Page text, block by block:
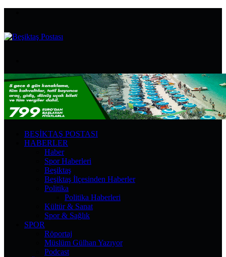
...
BEŞIKTAŞ POSTASI
HABERLER
Haber
Spor Haberleri
Beşiktaş
Beşiktaş İlçesinden Haberler
Politika
Politika Haberleri
Kültür & Sanat
Spor & Sağlık
SPOR
Röportaj
Müslüm Gülhan Yazıyor
Podcast